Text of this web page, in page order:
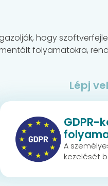
hogy
folyamatokra,
Lépj
GDPR-
A
kezelését